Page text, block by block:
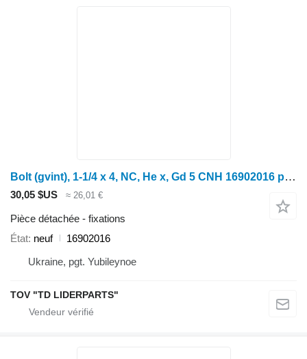
Bolt (gvint), 1-1/4 x 4, NC, He x, Gd 5 CNH 16902016 pour tracteur à roues
30,05 $US ≈ 26,01 €
Pièce détachée - fixations
État neuf
16902016
Ukraine, pgt. Yubileynoe
TOV "TD LIDERPARTS"